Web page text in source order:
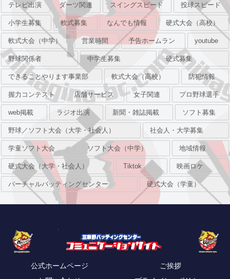
テレビ出演 ダーツ関連 スイングスピード 投球スピード
小学生募集 軟式募集 なんでも情報 硬式大会（高校）
軟式大会（中学） 営業時間 予告ホームラン youtube
野球関係者 中学生募集 硬式募集
できることやります事業部 軟式大会（高校） 防犯情報
握力コンテスト 店舗サービス 女子関連 プロ野球選手
web掲載 ラジオ出演 新聞・雑誌掲載 ソフト募集
野球／ソフト大会（大学・社会人） 社会人・大学募集
学童ソフト大会 ソフト大会（中学） 地域情報
硬式大会（大学・社会人） Tiktok 映画ロケ
バーチャルバッティングセンター 硬式大会（学童）
公式ホームページ
ご挨拶